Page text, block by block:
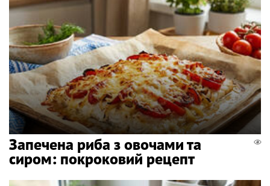
Запечена риба з овочами та
сиром: покроковий рецепт